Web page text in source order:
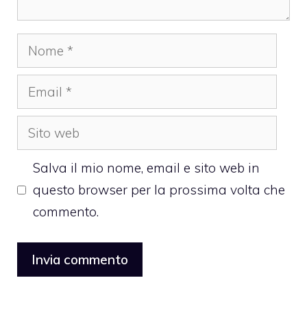
Nome
Email
Sito
web
Salva il mio nome, email e sito web in
questo browser per la prossima volta che
commento.